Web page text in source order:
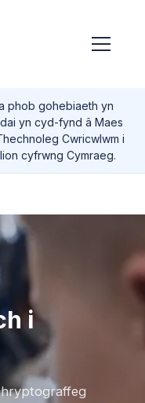
phob gohebiaeth yn
yn cyd-fynd â Maes
Cwricwlwm i
cyfrwng Cymraeg.
i